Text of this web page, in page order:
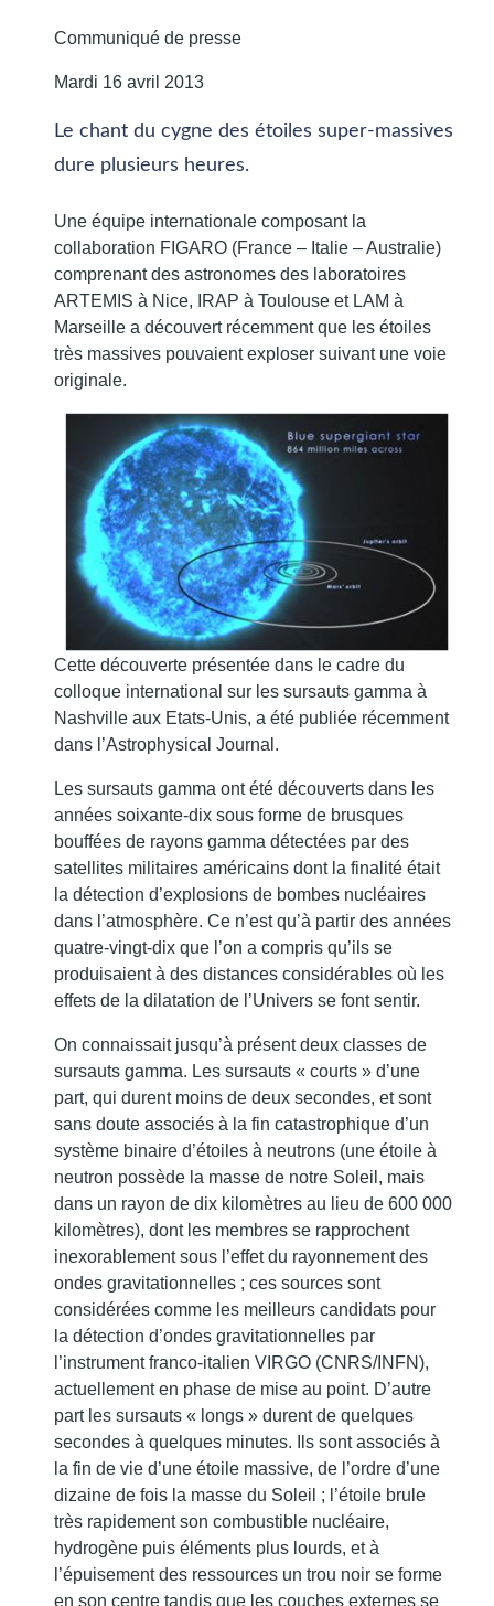
Communiqué de presse
Mardi 16 avril 2013
Le chant du cygne des étoiles super-massives
dure plusieurs heures.
Une équipe internationale composant la
collaboration FIGARO (France – Italie – Australie)
comprenant des astronomes des laboratoires
ARTEMIS à Nice, IRAP à Toulouse et LAM à
Marseille a découvert récemment que les étoiles
très massives pouvaient exploser suivant une voie
originale.
Cette découverte présentée dans le cadre du
colloque international sur les sursauts gamma à
Nashville aux Etats-Unis, a été publiée récemment
dans l’Astrophysical Journal.
Les sursauts gamma ont été découverts dans les
années soixante-dix sous forme de brusques
bouffées de rayons gamma détectées par des
satellites militaires américains dont la finalité était
la détection d’explosions de bombes nucléaires
dans l’atmosphère. Ce n’est qu’à partir des années
quatre-vingt-dix que l’on a compris qu’ils se
produisaient à des distances considérables où les
effets de la dilatation de l’Univers se font sentir.
On connaissait jusqu’à présent deux classes de
sursauts gamma. Les sursauts « courts » d’une
part, qui durent moins de deux secondes, et sont
sans doute associés à la fin catastrophique d’un
système binaire d’étoiles à neutrons (une étoile à
neutron possède la masse de notre Soleil, mais
dans un rayon de dix kilomètres au lieu de 600 000
kilomètres), dont les membres se rapprochent
inexorablement sous l’effet du rayonnement des
ondes gravitationnelles ; ces sources sont
considérées comme les meilleurs candidats pour
la détection d’ondes gravitationnelles par
l’instrument franco-italien VIRGO (CNRS/INFN),
actuellement en phase de mise au point. D’autre
part les sursauts « longs » durent de quelques
secondes à quelques minutes. Ils sont associés à
la fin de vie d’une étoile massive, de l’ordre d’une
dizaine de fois la masse du Soleil ; l’étoile brule
très rapidement son combustible nucléaire,
hydrogène puis éléments plus lourds, et à
l’épuisement des ressources un trou noir se forme
en son centre tandis que les couches externes se